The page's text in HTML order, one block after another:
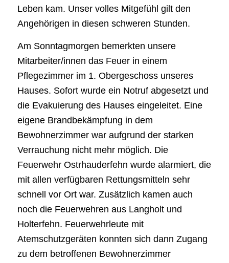
Leben kam. Unser volles Mitgefühl gilt den
Angehörigen in diesen schweren Stunden.
Am Sonntagmorgen bemerkten unsere
Mitarbeiter/innen das Feuer in einem
Pflegezimmer im 1. Obergeschoss unseres
Hauses. Sofort wurde ein Notruf abgesetzt und
die Evakuierung des Hauses eingeleitet. Eine
eigene Brandbekämpfung in dem
Bewohnerzimmer war aufgrund der starken
Verrauchung nicht mehr möglich. Die
Feuerwehr Ostrhauderfehn wurde alarmiert, die
mit allen verfügbaren Rettungsmitteln sehr
schnell vor Ort war. Zusätzlich kamen auch
noch die Feuerwehren aus Langholt und
Holterfehn. Feuerwehrleute mit
Atemschutzgeräten konnten sich dann Zugang
zu dem betroffenen Bewohnerzimmer